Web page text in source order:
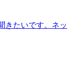
きたいです。ネッ